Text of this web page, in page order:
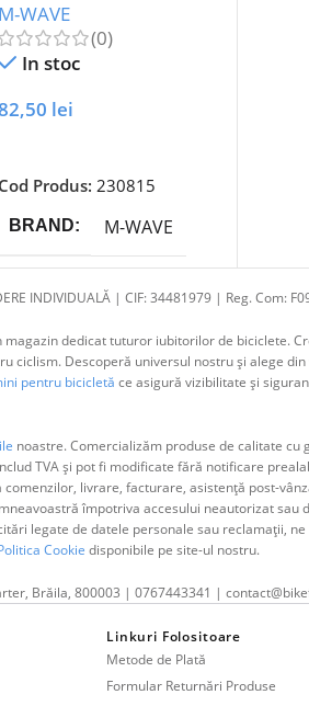
M-WAVE
(0)
In stoc
lei
Cod Produs:230815
BRAND M-WAVE
INDIVIDUALĂ | CIF: 34481979 | Reg. Com:
dedicat tuturor iubitorilor de biciclete.
ciclism. Descoperă universul nostru și alege
pentru bicicletă ce asigură vizibilitate și
noastre. Comercializăm produse de calitate
TVA și pot fi modificate fără notificare
livrare, facturare, asistență post-
împotriva accesului neautorizat
legate de datele personale sau reclamații,
Cookie disponibile pe site-ul nostru.
Brăila, 800003 | 0767443341 |
Linkuri Folositoare
Metode de Plată
Formular Returnări Produse